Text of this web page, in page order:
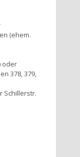
(ehem.
oder
378, 379,
Schillerstr.